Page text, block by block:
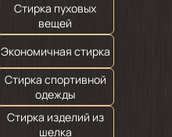
Стирка пуховых
вещей
Экономичная стирка
Стирка спортивной
одежды
Стирка изделий из
шелка